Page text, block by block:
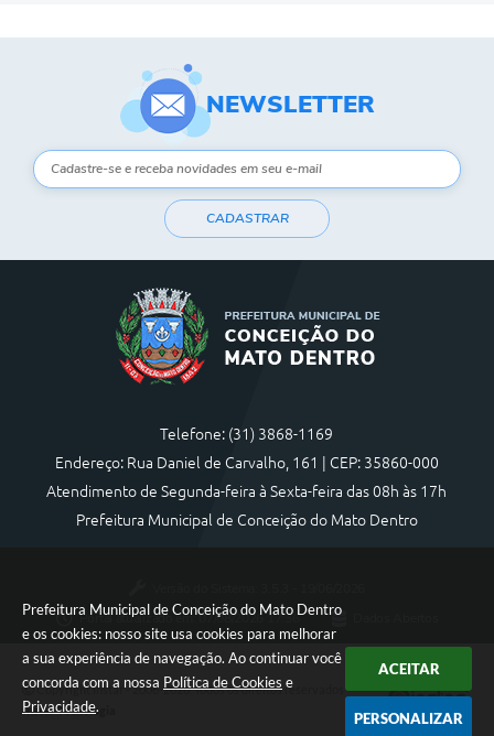
Prefeitura Municipal de Conceição do Mato Dentro
e os cookies: nosso site usa cookies para melhorar
a sua experiência de navegação. Ao continuar você
concorda com a nossa Política de Cookies e
Privacidade.
ACEITAR
PERSONALIZAR
NEWSLETTER
CADASTRAR
Telefone: (31) 3868-1169
Endereço: Rua Daniel de Carvalho, 161 | CEP: 35860-000
Atendimento de Segunda-feira à Sexta-feira das 08h às 17h
Prefeitura Municipal de Conceição do Mato Dentro
Portal atualizado em:07/08/2026 17:36
Copyright Instar - 2006-2026. Todos os direitos reservados -
Instar Tecnologia